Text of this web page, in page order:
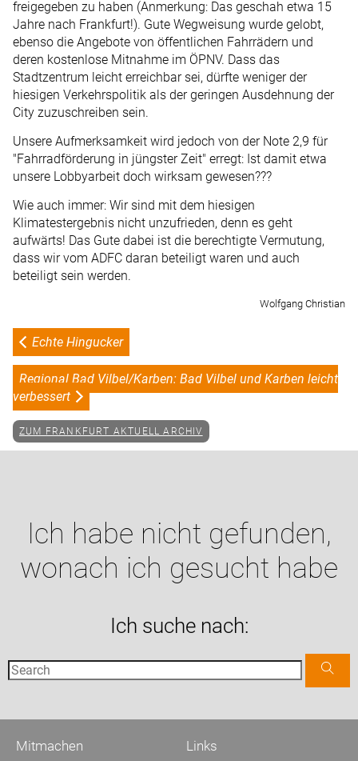
freigegeben zu haben (Anmerkung: Das geschah etwa 15
Jahre nach Frankfurt!). Gute Wegweisung wurde gelobt,
ebenso die Angebote von öffentlichen Fahrrädern und
deren kostenlose Mitnahme im ÖPNV. Dass das
Stadtzentrum leicht erreichbar sei, dürfte weniger der
hiesigen Verkehrspolitik als der geringen Ausdehnung der
City zuzuschreiben sein.
Unsere Aufmerksamkeit wird jedoch von der Note 2,9 für
"Fahrradförderung in jüngster Zeit" erregt: Ist damit etwa
unsere Lobbyarbeit doch wirksam gewesen???
Wie auch immer: Wir sind mit dem hiesigen
Klimatestergebnis nicht unzufrieden, denn es geht
aufwärts! Das Gute dabei ist die berechtigte Vermutung,
dass wir vom ADFC daran beteiligt waren und auch
beteiligt sein werden.
Wolfgang Christian
Echte Hingucker
Regional Bad Vilbel/Karben: Bad Vilbel und Karben leicht
verbessert
ZUM FRANKFURT AKTUELL ARCHIV
Ich habe nicht gefunden,
wonach ich gesucht habe
Ich suche nach:
Links
Mitmachen